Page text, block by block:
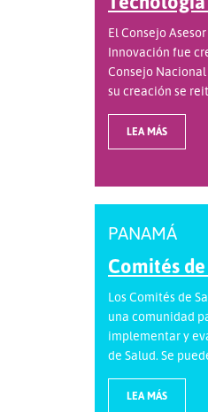
El Consejo
Innovación fue
Consejo
su creación se
LEA MÁS
PANAMÁ
Comités
Los Comités de
una comunidad
implementar y
de Salud. Se
LEA MÁS